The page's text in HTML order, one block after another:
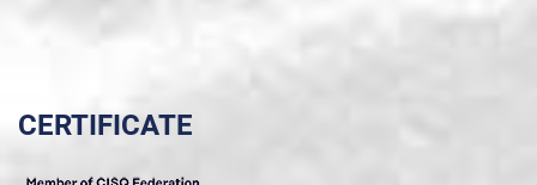
CERTIFICATE